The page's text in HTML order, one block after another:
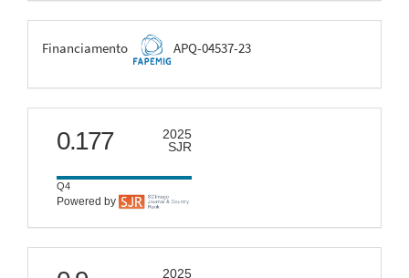
FAPEMIG
Financiamento APQ-04537-23
scimago
0.177
2025
SJR
Q4
Powered by
2025